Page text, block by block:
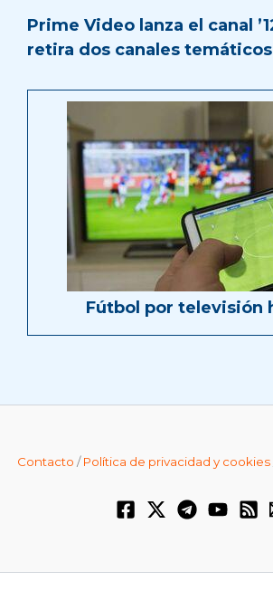
Prime Video lanza el canal
retira dos canales temáticos
Fútbol por televisión
Contacto /Política de privacidad y cookies